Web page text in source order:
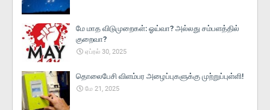
மே மாத விடுமுறைகள்: ஓய்வா? அல்லது சம்பளத்தில்
குறைவா?
ஏப்ரல் 30, 2025
தொலைபேசி விளம்பர அழைப்புகளுக்கு முற்றுப்புள்ளி!
மே 21, 2025